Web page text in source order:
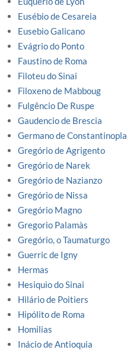
Eusébio de Cesareia
Eusebio Galicano
Evágrio do Ponto
Faustino de Roma
Filoteu do Sinai
Filoxeno de Mabboug
Fulgêncio De Ruspe
Gaudencio de Brescia
Germano de Constantinopla
Gregório de Agrigento
Gregório de Narek
Gregório de Nazianzo
Gregório de Nissa
Gregório Magno
Gregorio Palamàs
Gregório, o Taumaturgo
Guerric de Igny
Hermas
Hesiquio do Sinai
Hilário de Poitiers
Hipólito de Roma
Homilias
Inácio de Antioquia